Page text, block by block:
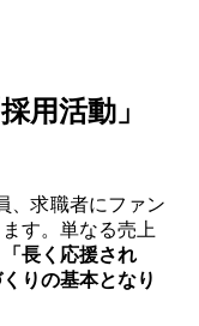
用活動」
、求職者にファン
す。単なる売上
「長く応援され
りの基本となり